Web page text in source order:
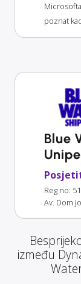
poznat
Blue
Reg no:
Av. Dom
između